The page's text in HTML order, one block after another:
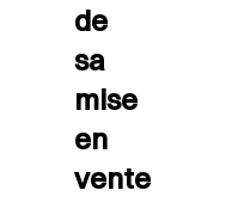
de
sa
mise
en
vente